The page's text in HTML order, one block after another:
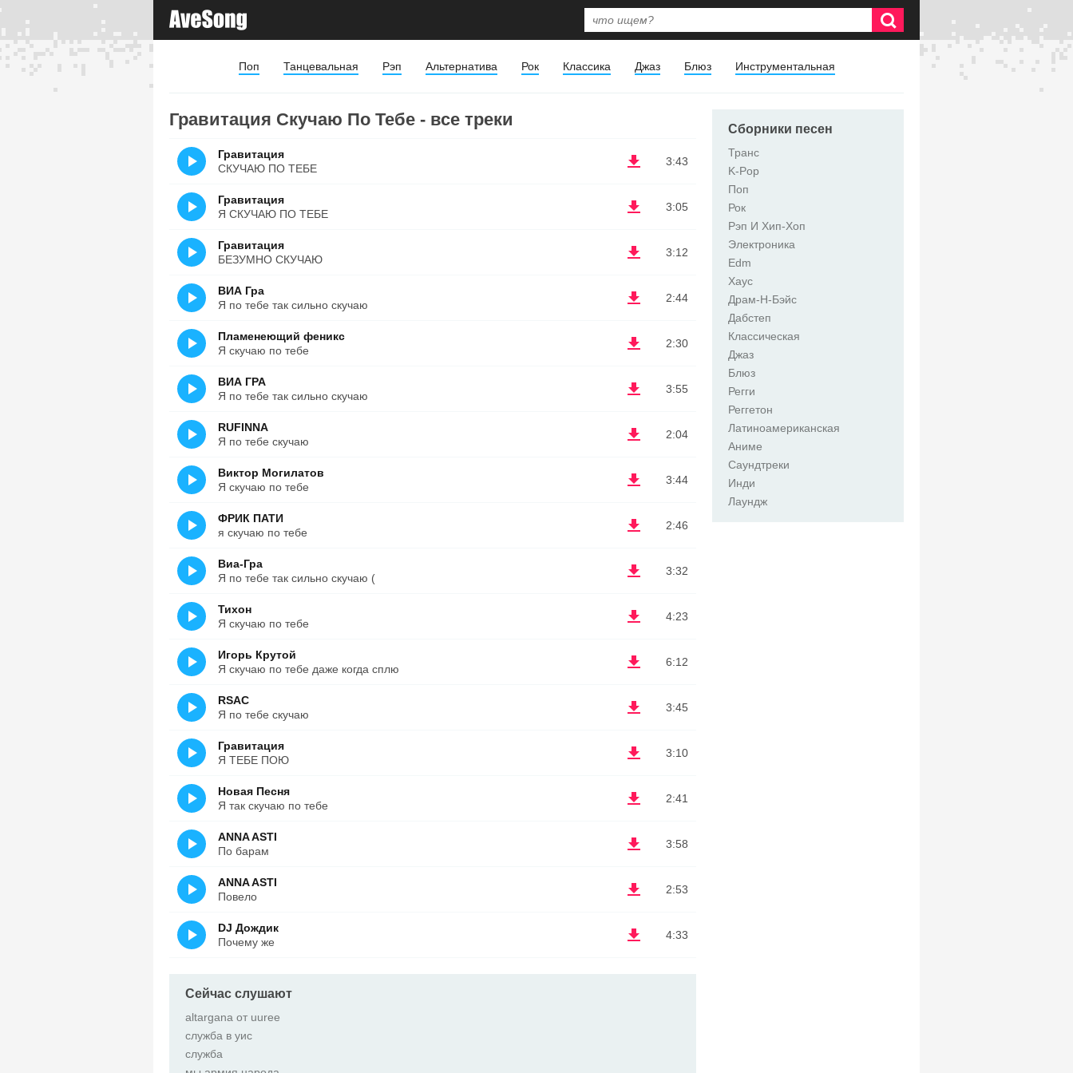
Поп Танцевальная Рэп Альтернатива Рок Классика Джаз Блюз Инструментальная
Гравитация Скучаю По Тебе - все треки
3:43
Гравитация
СКУЧАЮ ПО ТЕБЕ
3:05
Гравитация
Я СКУЧАЮ ПО ТЕБЕ
3:12
Гравитация
БЕЗУМНО СКУЧАЮ
2:44
ВИА Гра
Я по тебе так сильно скучаю
2:30
Пламенеющий феникс
Я скучаю по тебе
3:55
ВИА ГРА
Я по тебе так сильно скучаю
2:04
RUFINNA
Я по тебе скучаю
3:44
Виктор Могилатов
Я скучаю по тебе
2:46
ФРИК ПАТИ
я скучаю по тебе
3:32
Виа-Гра
Я по тебе так сильно скучаю (
4:23
Тихон
Я скучаю по тебе
6:12
Игорь Крутой
Я скучаю по тебе даже когда сплю
3:45
RSAC
Я по тебе скучаю
3:10
Гравитация
Я ТЕБЕ ПОЮ
2:41
Новая Песня
Я так скучаю по тебе
3:58
ANNA ASTI
По барам
2:53
ANNA ASTI
Повело
4:33
DJ Дождик
Почему же
Сейчас слушают
altargana от uuree
служба в уис
служба
Сборники песен
Транс
K-Pop
Поп
Рок
Рэп И Хип-Хоп
Электроника
Edm
Хаус
Драм-Н-Бэйс
Дабстеп
Классическая
Джаз
Блюз
Регги
Реггетон
Латиноамериканская
Аниме
Саундтреки
Инди
Лаундж